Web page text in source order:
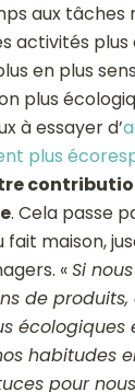
aux tâches
activités plus
en plus
plus
à essayer d’
plus
. Cela passe
maison,
«Si
de produits,
écologiques
habitudes
pour